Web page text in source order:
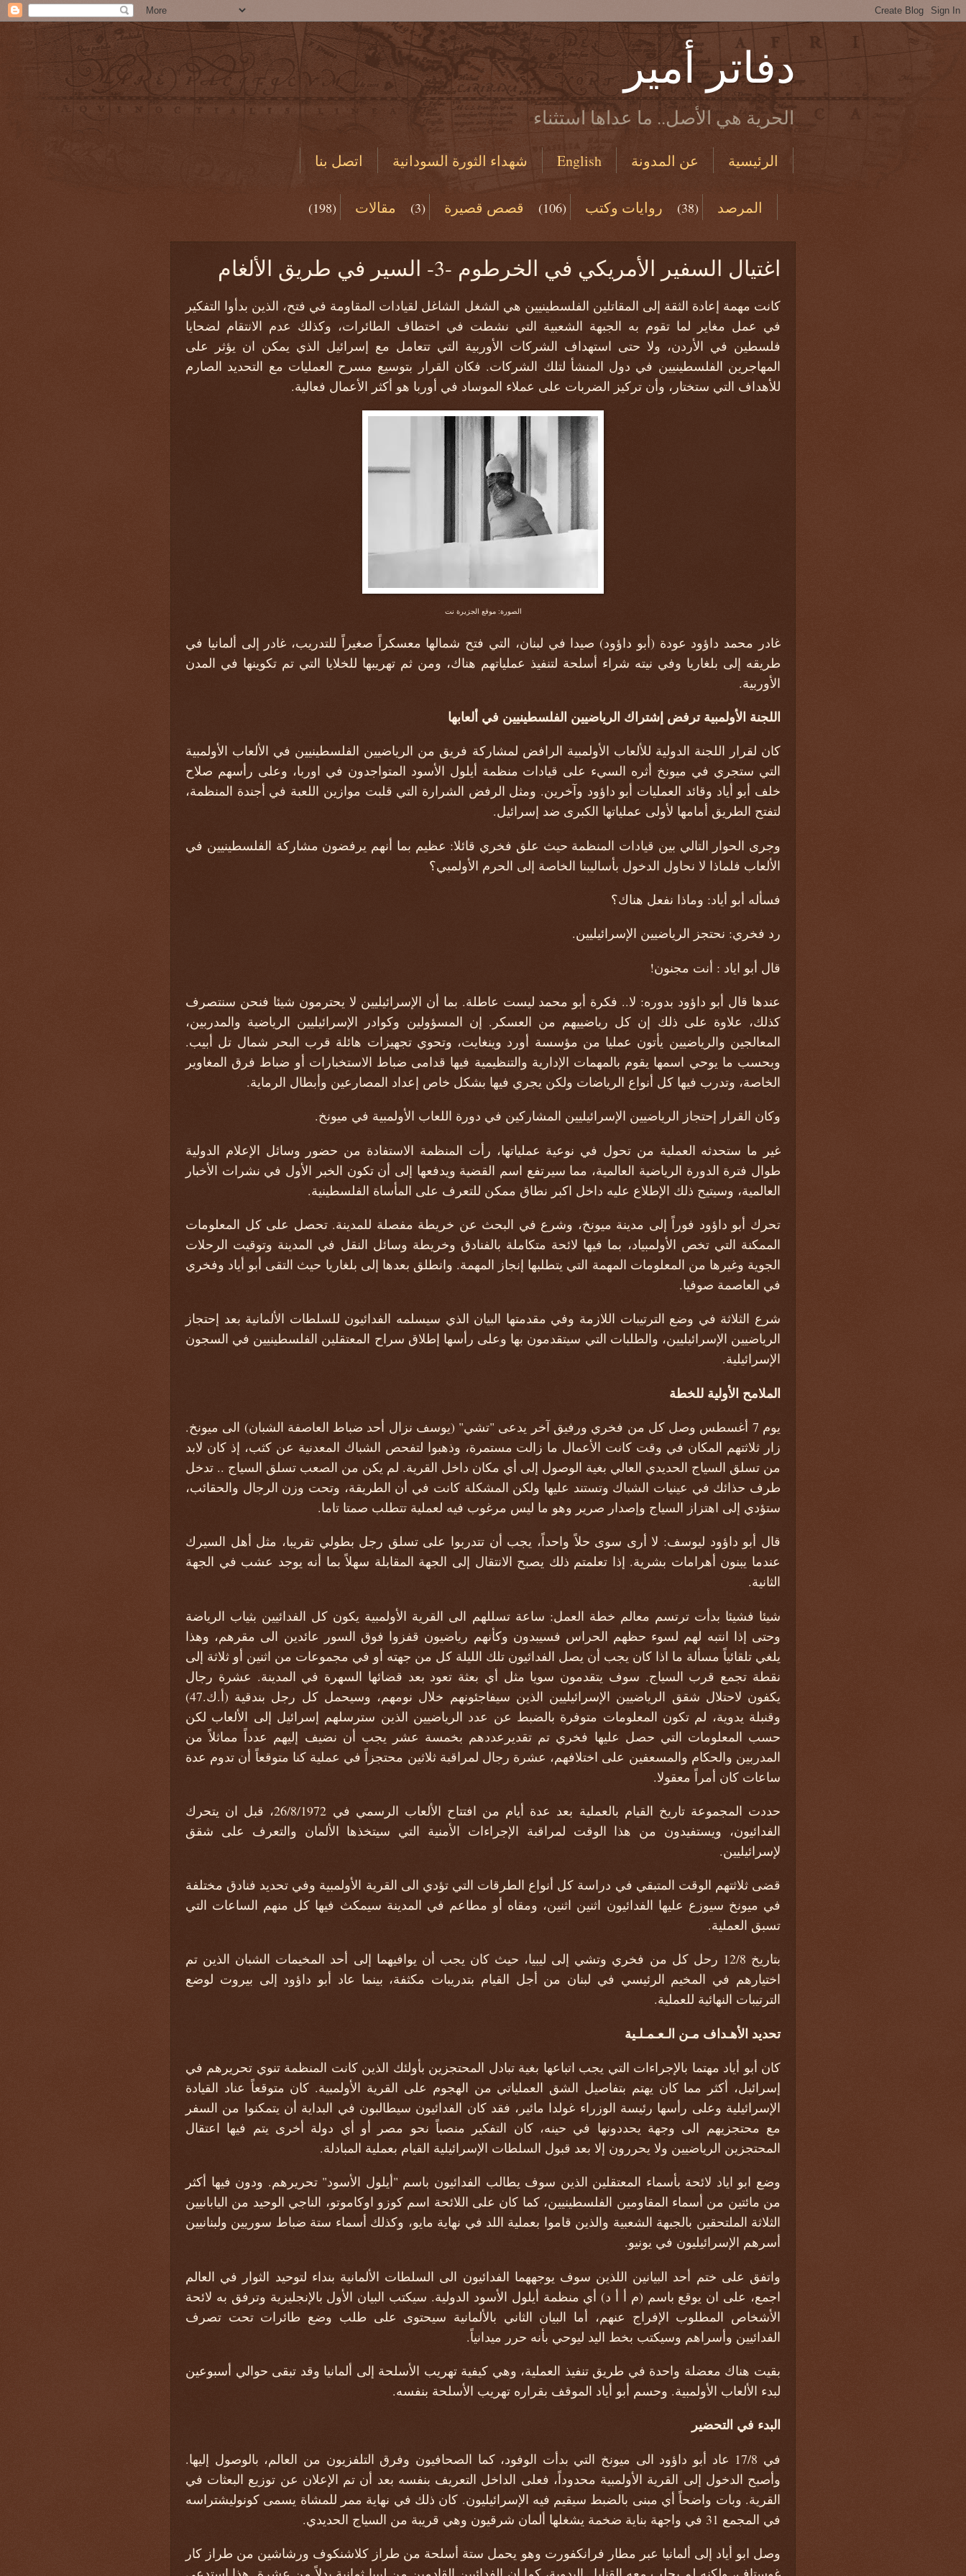
دفاتر أمير
الحرية هي الأصل.. ما عداها استثناء
الرئيسية عن المدونة English شهداء الثورة السودانية
اتصل بنا
المرصد
(38) روايات وكتب (106) قصص قصيرة (3) مقالات (198)
اغتيال السفير الأمريكي في الخرطوم -3- السير في طريق الألغام
كانت مهمة إعادة الثقة إلى المقاتلين الفلسطينيين هي الشغل الشاغل لقيادات المقاومة في فتح، الذين بدأوا التفكير
في عمل مغاير لما تقوم به الجبهة الشعبية التي نشطت في اختطاف الطائرات، وكذلك عدم الانتقام لضحايا
فلسطين في الأردن، ولا حتى استهداف الشركات الأوربية التي تتعامل مع إسرائيل الذي يمكن ان يؤثر على
المهاجرين الفلسطينيين في دول المنشأ لتلك الشركات. فكان القرار بتوسيع مسرح العمليات مع التحديد الصارم
للأهداف التي ستختار، وأن تركيز الضربات على عملاء الموساد في أوربا هو أكثر الأعمال فعالية.
الصورة: موقع الجزيرة نت
غادر محمد داؤود عودة (أبو داؤود) صيدا في لبنان، التي فتح شمالها معسكراً صغيراً للتدريب، غادر إلى ألمانيا في
طريقه إلى بلغاريا وفي نيته شراء أسلحة لتنفيذ عملياتهم هناك، ومن ثم تهريبها للخلايا التي تم تكوينها في المدن
الأوربية.
اللجنة الأولمبية ترفض إشتراك الرياضيين الفلسطينيين في ألعابها
كان لقرار اللجنة الدولية للألعاب الأولمبية الرافض لمشاركة فريق من الرياضيين الفلسطينيين في الألعاب الأولمبية
التي ستجري في ميونخ أثره السيء على قيادات منظمة أيلول الأسود المتواجدون في اوربا، وعلى رأسهم صلاح
خلف أبو أياد وقائد العمليات أبو داؤود وآخرين. ومثل الرفض الشرارة التي قلبت موازين اللعبة في أجندة المنظمة،
لتفتح الطريق أمامها لأولى عملياتها الكبرى ضد إسرائيل.
وجرى الحوار التالي بين قيادات المنظمة حيث علق فخري قائلا: عظيم بما أنهم يرفضون مشاركة الفلسطينيين في
الألعاب فلماذا لا نحاول الدخول بأساليبنا الخاصة إلى الحرم الأولمبي؟
فسأله أبو أياد: وماذا نفعل هناك؟
رد فخري: نحتجز الرياضيين الإسرائيليين.
قال أبو اياد : أنت مجنون!
عندها قال أبو داؤود بدوره: لا.. فكرة أبو محمد ليست عاطلة. بما أن الإسرائيليين لا يحترمون شيئا فنحن سنتصرف
كذلك، علاوة على ذلك إن كل رياضييهم من العسكر. إن المسؤولين وكوادر الإسرائيليين الرياضية والمدربين،
المعالجين والرياضيين يأتون عمليا من مؤسسة أورد وينغايت، وتحوي تجهيزات هائلة قرب البحر شمال تل أبيب.
وبحسب ما يوحي اسمها يقوم بالمهمات الإدارية والتنظيمية فيها قدامى ضباط الاستخبارات أو ضباط فرق المغاوير
الخاصة، وتدرب فيها كل أنواع الرياضات ولكن يجري فيها بشكل خاص إعداد المصارعين وأبطال الرماية.
وكان القرار إحتجاز الرياضيين الإسرائيليين المشاركين في دورة اللعاب الأولمبية في ميونخ.
غير ما ستحدثه العملية من تحول في نوعية عملياتها، رأت المنظمة الاستفادة من حضور وسائل الإعلام الدولية
طوال فترة الدورة الرياضية العالمية، مما سيرتفع اسم القضية ويدفعها إلى أن تكون الخبر الأول في نشرات الأخبار
العالمية، وسيتيح ذلك الإطلاع عليه داخل اكبر نطاق ممكن للتعرف على المأساة الفلسطينية.
تحرك أبو داؤود فوراً إلى مدينة ميونخ، وشرع في البحث عن خريطة مفصلة للمدينة. تحصل على كل المعلومات
الممكنة التي تخص الأولمبياد، بما فيها لائحة متكاملة بالفنادق وخريطة وسائل النقل في المدينة وتوقيت الرحلات
الجوية وغيرها من المعلومات المهمة التي يتطلبها إنجاز المهمة. وانطلق بعدها إلى بلغاريا حيث التقى أبو أياد وفخري
في العاصمة صوفيا.
شرع الثلاثة في وضع الترتيبات اللازمة وفي مقدمتها البيان الذي سيسلمه الفدائيون للسلطات الألمانية بعد إحتجاز
الرياضيين الإسرائيليين، والطلبات التي سيتقدمون بها وعلى رأسها إطلاق سراح المعتقلين الفلسطينيين في السجون
الإسرائيلية.
الملامح الأولية للخطة
يوم 7 أغسطس وصل كل من فخري ورفيق آخر يدعى "تشي" (يوسف نزال أحد ضباط العاصفة الشبان) الى ميونخ.
زار ثلاثتهم المكان في وقت كانت الأعمال ما زالت مستمرة، وذهبوا لتفحص الشباك المعدنية عن كثب، إذ كان لابد
من تسلق السياج الحديدي العالي بغية الوصول إلى أي مكان داخل القرية. لم يكن من الصعب تسلق السياج .. تدخل
طرف حذائك في عينيات الشباك وتستند عليها ولكن المشكلة كانت في أن الطريقة، وتحت وزن الرجال والحقائب،
ستؤدي إلى اهتزاز السياج وإصدار صرير وهو ما ليس مرغوب فيه لعملية تتطلب صمتا تاما.
قال أبو داؤود ليوسف: لا أرى سوى حلاً واحداً، يجب أن تتدربوا على تسلق رجل بطولي تقريبا، مثل أهل السيرك
عندما يبنون أهرامات بشرية. إذا تعلمتم ذلك يصبح الانتقال إلى الجهة المقابلة سهلاً بما أنه يوجد عشب في الجهة
الثانية.
شيئا فشيئا بدأت ترتسم معالم خطة العمل: ساعة تسللهم الى القرية الأولمبية يكون كل الفدائيين بثياب الرياضة
وحتى إذا انتبه لهم لسوء حظهم الحراس فسيبدون وكأنهم رياضيون قفزوا فوق السور عائدين الى مقرهم، وهذا
يلغي تلقائياً مسألة ما اذا كان يجب أن يصل الفدائيون تلك الليلة كل من جهته أو في مجموعات من اثنين أو ثلاثة إلى
نقطة تجمع قرب السياج. سوف يتقدمون سويا مثل أي بعثة تعود بعد قضائها السهرة في المدينة. عشرة رجال
يكفون لاحتلال شقق الرياضيين الإسرائيليين الذين سيفاجئونهم خلال نومهم، وسيحمل كل رجل بندقية (أ.ك.47)
وقنبلة يدوية، لم تكون المعلومات متوفرة بالضبط عن عدد الرياضيين الذين سترسلهم إسرائيل إلى الألعاب لكن
حسب المعلومات التي حصل عليها فخري تم تقديرعددهم بخمسة عشر يجب أن نضيف إليهم عدداً مماثلاً من
المدربين والحكام والمسعفين على اختلافهم، عشرة رجال لمراقبة ثلاثين محتجزاً في عملية كنا متوقعاً أن تدوم عدة
ساعات كان أمراً معقولا.
حددت المجموعة تاريخ القيام بالعملية بعد عدة أيام من افتتاح الألعاب الرسمي في 26/8/1972، قبل ان يتحرك
الفدائيون، ويستفيدون من هذا الوقت لمراقبة الإجراءات الأمنية التي سيتخذها الألمان والتعرف على شقق
لإسرائيليين.
قضى ثلاثتهم الوقت المتبقي في دراسة كل أنواع الطرقات التي تؤدي الى القرية الأولمبية وفي تحديد فنادق مختلفة
في ميونخ سيوزع عليها الفدائيون اثنين اثنين، ومقاه أو مطاعم في المدينة سيمكث فيها كل منهم الساعات التي
تسبق العملية.
بتاريخ 12/8 رحل كل من فخري وتشي إلى ليبيا، حيث كان يجب أن يوافيهما إلى أحد المخيمات الشبان الذين تم
اختيارهم في المخيم الرئيسي في لبنان من أجل القيام بتدريبات مكثفة، بينما عاد أبو داؤود إلى بيروت لوضع
الترتيبات النهائية للعملية.
تحديد الأهـداف مـن الـعـمـلـية
كان أبو أياد مهتما بالإجراءات التي يجب اتباعها بغية تبادل المحتجزين بأولئك الذين كانت المنظمة تنوي تحريرهم في
إسرائيل، أكثر مما كان يهتم بتفاصيل الشق العملياتي من الهجوم على القرية الأولمبية. كان متوقعاً عناد القيادة
الإسرائيلية وعلى رأسها رئيسة الوزراء غولدا مائير، فقد كان الفدائيون سيطالبون في البداية أن يتمكنوا من السفر
مع محتجزيهم الى وجهة يحددونها في حينه، كان التفكير منصباً نحو مصر أو أي دولة أخرى يتم فيها اعتقال
المحتجزين الرياضيين ولا يحررون إلا بعد قبول السلطات الإسرائيلية القيام بعملية المبادلة.
وضع ابو اياد لائحة بأسماء المعتقلين الذين سوف يطالب الفدائيون باسم "أيلول الأسود" تحريرهم. ودون فيها أكثر
من مائتين من أسماء المقاومين الفلسطينيين، كما كان على اللائحة اسم كوزو اوكاموتو، الناجي الوحيد من اليابانيين
الثلاثة الملتحقين بالجبهة الشعبية والذين قاموا بعملية اللد في نهاية مايو، وكذلك أسماء ستة ضباط سوريين ولبنانيين
أسرهم الإسرائيليون في يونيو.
واتفق على ختم أحد البيانين اللذين سوف يوجههما الفدائيون الى السلطات الألمانية بنداء لتوحيد الثوار في العالم
اجمع، على ان يوقع باسم (م أ أ د) أي منظمة أيلول الأسود الدولية. سيكتب البيان الأول بالإنجليزية وترفق به لائحة
الأشخاص المطلوب الإفراج عنهم، أما البيان الثاني بالألمانية سيحتوى على طلب وضع طائرات تحت تصرف
الفدائيين وأسراهم وسيكتب بخط اليد ليوحي بأنه حرر ميدانياً.
بقيت هناك معضلة واحدة في طريق تنفيذ العملية، وهي كيفية تهريب الأسلحة إلى ألمانيا وقد تبقى حوالي أسبوعين
لبدء الألعاب الأولمبية. وحسم أبو أياد الموقف بقراره تهريب الأسلحة بنفسه.
البدء في التحضير
في 17/8 عاد أبو داؤود الى ميونخ التي بدأت الوفود، كما الصحافيون وفرق التلفزيون من العالم، بالوصول إليها.
وأصبح الدخول إلى القرية الأولمبية محدوداً، فعلى الداخل التعريف بنفسه بعد أن تم الإعلان عن توزيع البعثات في
القرية. وبات واضحاً أي مبنى بالضبط سيقيم فيه الإسرائيليون. كان ذلك في نهاية ممر للمشاة يسمى كونوليشتراسه
في المجمع 31 في واجهة بناية ضخمة يشغلها ألمان شرقيون وهي قريبة من السياج الحديدي.
وصل ابو أياد إلى ألمانيا عبر مطار فرانكفورت وهو يحمل ستة أسلحة من طراز كلاشنكوف ورشاشين من طراز كار